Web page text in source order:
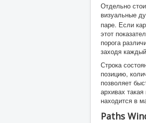
Отдельно
визуальные
паре. Если
этот
порога
заходя
Строка
позицию,
позволяет
архивах
находится в
Paths